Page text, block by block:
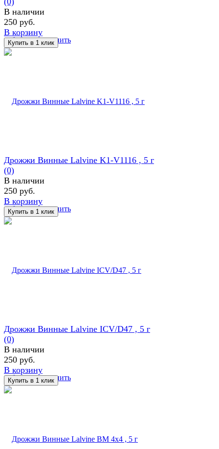
избранное сравнить
В наличии
250 руб.
В корзину
избранное сравнить
Дрожжи Винные Lalvine K1-V1116 , 5 г
(0)
В наличии
250 руб.
В корзину
избранное сравнить
Дрожжи Винные Lalvine ICV/D47 , 5 г
(0)
В наличии
250 руб.
В корзину